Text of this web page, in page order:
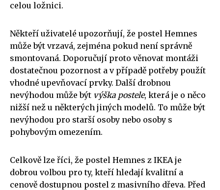
celou ložnici.
Někteří uživatelé upozorňují, že postel Hemnes
může být vrzavá, zejména pokud není správně
smontovaná. Doporučují proto věnovat montáži
dostatečnou pozornost a v případě potřeby použít
vhodné upevňovací prvky. Další drobnou
nevýhodou může být výška postele, která je o něco
nižší než u některých jiných modelů. To může být
nevýhodou pro starší osoby nebo osoby s
pohybovým omezením.
Celkově lze říci, že postel Hemnes z IKEA je
dobrou volbou pro ty, kteří hledají kvalitní a
cenově dostupnou postel z masivního dřeva. Před